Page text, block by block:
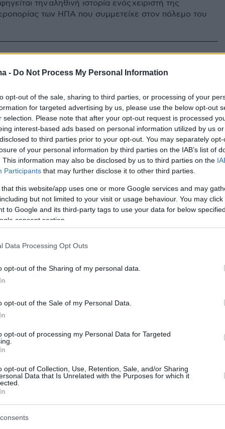
- Do Not Process My Personal Information
opt-out of the sale, sharing to third parties, or processing of your
for targeted advertising by us, please use the below opt-out
selection. Please note that after your opt-out request is processed
interest-based ads based on personal information utilized by us
to third parties prior to your opt-out. You may separately
of your personal information by third parties on the IAB’s list of
This information may also be disclosed by us to third parties on the
Participants that may further disclose it to other third parties.
that this website/app uses one or more Google services and may
but not limited to your visit or usage behaviour. You may
to Google and its third-party tags to use your data for below
consent section.
Data Processing Opt Outs
opt-out of the Sharing of my personal data.
opt-out of the Sale of my Personal Data.
opt-out of processing my Personal Data for Targeted
opt-out of Collection, Use, Retention, Sale, and/or Sharing
Data that Is Unrelated with the Purposes for which it
την αληθινή ιστορία ενός χειριστή της
των ΗΠΑ που συμμετείχε στον πόλεμο του
Σκορσέζε - Ρον Χάουαρντ: Οι
τους μετά την
τους στα βραβεία
την ερμηνεία σε κωμική
σκηνοθέτες του Χόλιγουντ είναι υποψήφιοι στην
για την εμφάνισή τους στη σειρά «The Studio»
Πάουελ θα είναι ο
δύο παιδικούς φίλους που ως
έμπειροι πυροσβέστες έρχονται αντιμέτωποι με μια
θα βραβευτεί για το
του έργου του
θα τιμηθεί για την πολυετή προσφορά του στον